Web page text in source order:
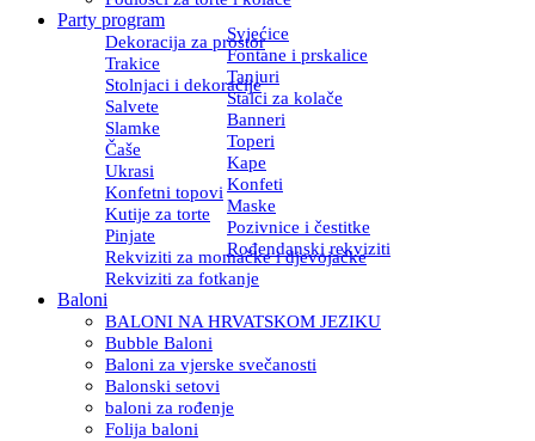
Party program
Dekoracija za prostor
Svjećice
Trakice
Fontane i prskalice
Stolnjaci i dekoracije
Tanjuri
Salvete
Stalci za kolače
Slamke
Banneri
Čaše
Toperi
Ukrasi
Kape
Konfetni topovi Konfeti
Kutije za torte
Maske
Pinjate
Pozivnice i čestitke
Rekviziti za momačke i djevojačke
Rođendanski rekviziti
Rekviziti za fotkanje
Baloni
BALONI NA HRVATSKOM JEZIKU
Bubble Baloni
Baloni za vjerske svečanosti
Balonski setovi
baloni za rođenje
Folija baloni